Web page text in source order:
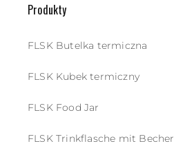
Produkty
FLSK Butelka termiczna
FLSK Kubek termiczny
FLSK Food Jar
FLSK Trinkflasche mit Becher